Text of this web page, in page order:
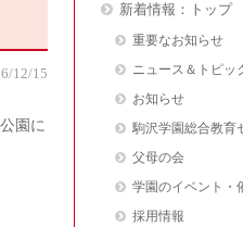
12/15
園に
新着情報：トップ
重要なお知らせ
ニュース＆トピッ
お知らせ
駒沢学園総合教育
父母の会
学園のイベント・
採用情報